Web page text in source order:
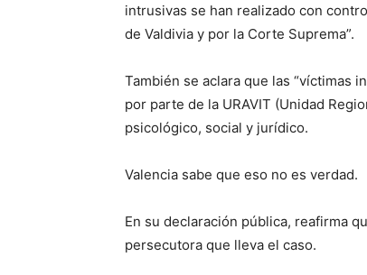
intrusivas se han realizado con
de Valdivia y por la Corte Suprema”.
También se aclara que las “víctimas
por parte de la URAVIT (Unidad
psicológico, social y jurídico.
Valencia sabe que eso no es verdad.
En su declaración pública, reafirma
persecutora que lleva el caso.